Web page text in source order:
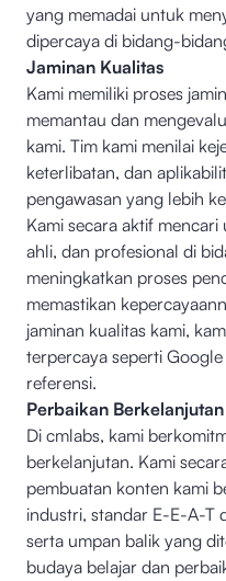
yang memadai untuk
dipercaya di bidang-
Jaminan Kualitas
Kami memiliki proses
memantau dan
kami. Tim kami menilai
keterlibatan, dan
pengawasan yang lebih
Kami secara aktif
ahli, dan profesional di
meningkatkan proses
memastikan
jaminan kualitas kami,
terpercaya seperti
referensi.
Perbaikan Berkelanjutan
Di cmlabs, kami
berkelanjutan. Kami
pembuatan konten kami
industri, standar E-E-A-T
serta umpan balik yang
budaya belajar dan